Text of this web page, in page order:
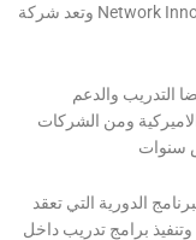
وتعد شركة Network Innovations الاميركية المتخصصة بالاتصالات، ومقرها
التدريب والدعم
ومن الشركات
الدورية التي تعقد
برامج تدريب داخل